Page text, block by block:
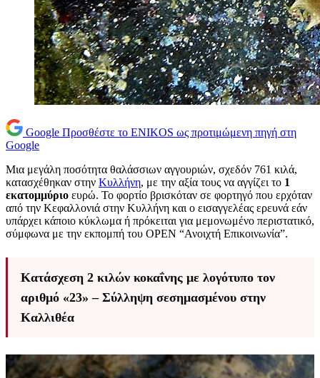
Google Προσθέστε το ENIKOS ως προτιμώμενη πηγή στη
Google
Μια μεγάλη ποσότητα θαλάσσιων αγγουριών, σχεδόν 761 κιλά,
κατασχέθηκαν στην Κυλλήνη, με την αξία τους να αγγίζει το 1
εκατομμύριο ευρώ. Το φορτίο βρισκόταν σε φορτηγό που ερχόταν
από την Κεφαλλονιά στην Κυλλήνη και ο εισαγγελέας ερευνά εάν
υπάρχει κάποιο κύκλωμα ή πρόκειται για μεμονωμένο περιστατικό,
σύμφωνα με την εκπομπή του OPEN “Ανοιχτή Επικοινωνία”.
Κατάσχεση 2 κιλών κοκαΐνης με λογότυπο τον
αριθμό «23» – Σύλληψη σεσημασμένου στην
Καλλιθέα